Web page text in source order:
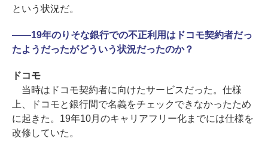
という状況だ。
――19年のりそな銀行での不正利用はドコモ契約者だっ
たようだったがどういう状況だったのか？
ドコモ
当時はドコモ契約者に向けたサービスだった。仕様
上、ドコモと銀行間で名義をチェックできなかったため
に起きた。19年10月のキャリアフリー化までには仕様を
改修していた。